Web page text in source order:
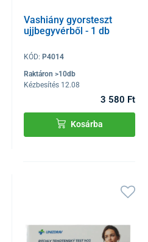
Vashiány gyorsteszt
ujjbegyvérből - 1 db
KÓD:P4014
Raktáron >10db
Kézbesítés 12.08
3 580 Ft
Kosárba